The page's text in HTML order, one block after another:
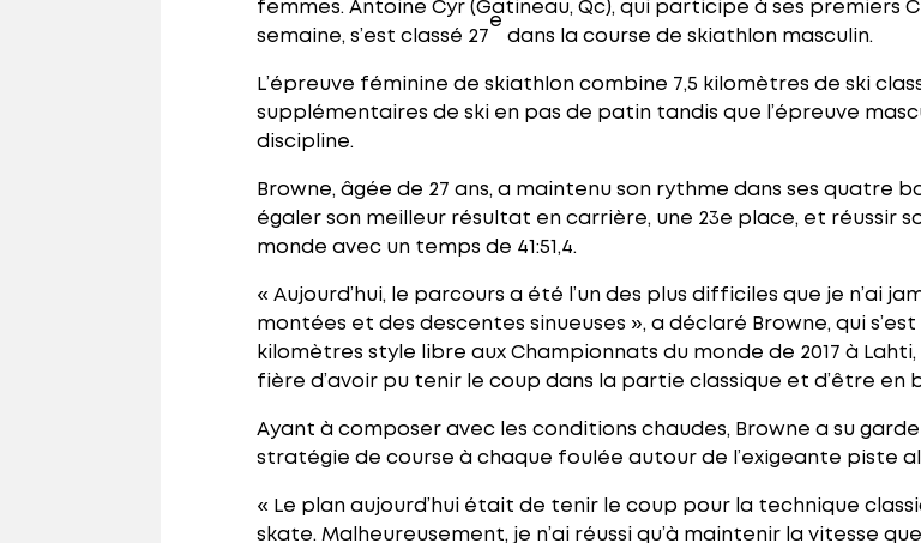
femmes. Antoine Cyr (Gatineau, Qc), qui participe à ses premiers
semaine, s’est classé 27
e
dans la course de skiathlon masculin.
L’épreuve féminine de skiathlon combine 7,5 kilomètres de ski
supplémentaires de ski en pas de patin tandis que l’épreuve
discipline.
Browne, âgée de 27 ans, a maintenu son rythme dans ses quatre
égaler son meilleur résultat en carrière, une 23e place, et réussir
monde avec un temps de 41:51,4.
« Aujourd’hui, le parcours a été l’un des plus difficiles que je n’ai
montées et des descentes sinueuses », a déclaré Browne, qui s’est
kilomètres style libre aux Championnats du monde de 2017 à
fière d’avoir pu tenir le coup dans la partie classique et d’être en
Ayant à composer avec les conditions chaudes, Browne a su
stratégie de course à chaque foulée autour de l’exigeante piste
« Le plan aujourd’hui était de tenir le coup pour la technique
skate. Malheureusement, je n’ai réussi qu’à maintenir la vitesse